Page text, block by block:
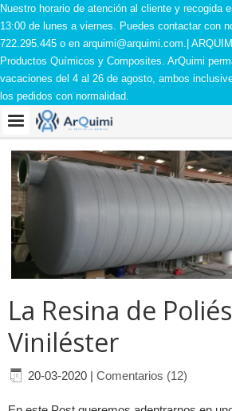
Nuestro horario de atención al cliente y recogida
13:00 de lunes a viernes. Puedes contactar con
722.295.445 o en arquimi@arquimi.com.|
Productos Químicos y Composites. ArQuimi
vacaciones del 4 al 26 de agosto, ambos
los pedidos con normalidad.
La Resina de
Viniléster
20-03-2020 | Comentarios (12)